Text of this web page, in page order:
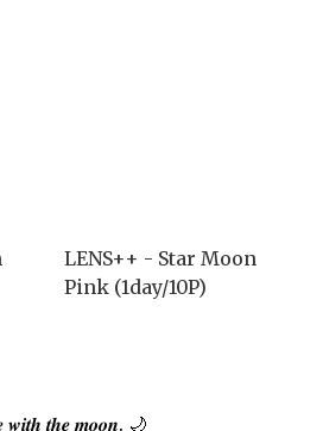
LENS++ - Star Moon
Pink (1day/10P)
𝒘𝒊𝒕𝒉 𝒕𝒉𝒆 𝒎𝒐𝒐𝒏. 🌙